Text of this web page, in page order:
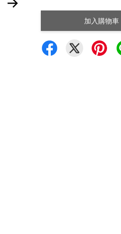
加入購物車